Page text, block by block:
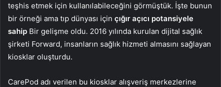
teşhis etmek için kullanılabileceğini görmüştük. İşte bunun
bir örneği ama tıp dünyası için çığır açıcı potansiyele
sahip Bir gelişme oldu. 2016 yılında kurulan dijital sağlık
şirketi Forward, insanların sağlık hizmeti almasını sağlayan
kiosklar oluşturdu.
CarePod adı verilen bu kiosklar alışveriş merkezlerine